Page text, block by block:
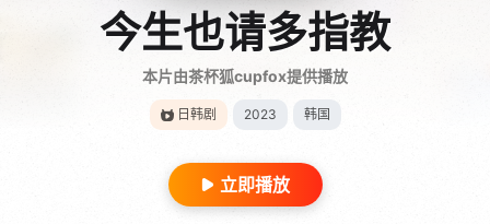
今生也请多指教
本片由茶杯狐cupfox提供播放
日韩剧 2023 韩国
立即播放